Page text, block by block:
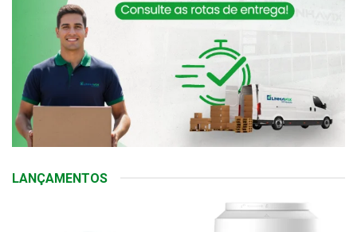
LANÇAMENTOS